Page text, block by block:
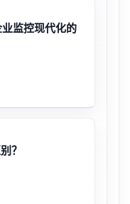
监控现代化的
？